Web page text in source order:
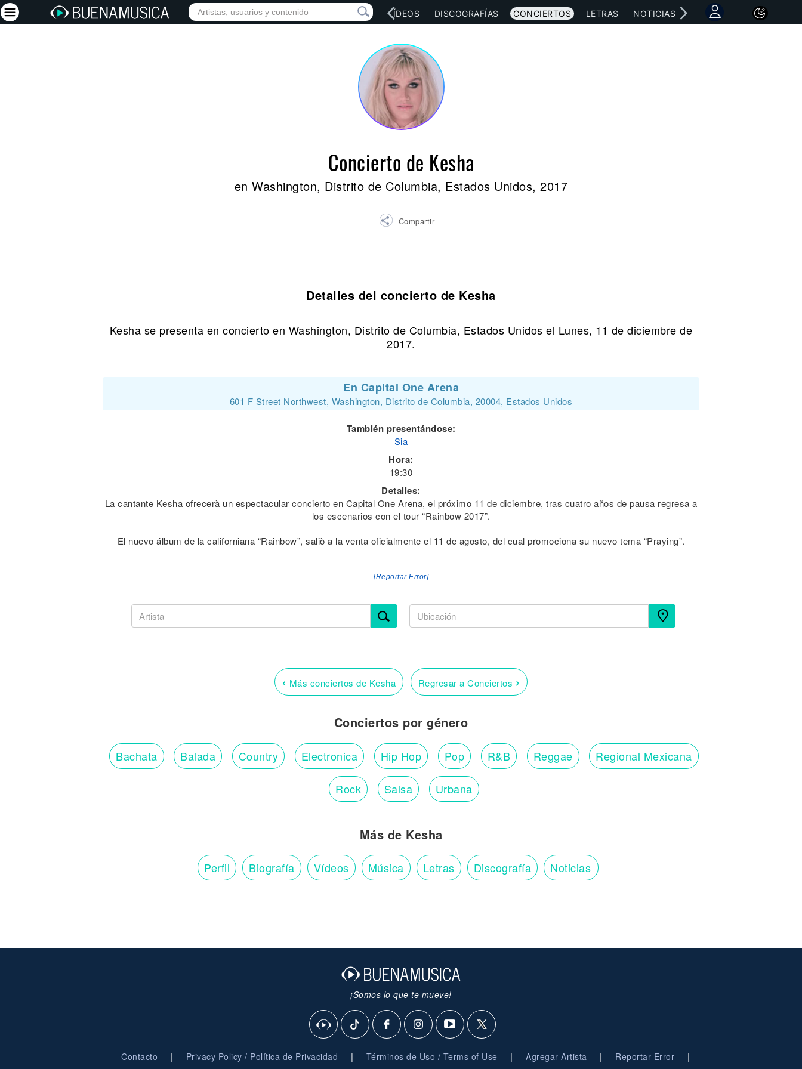
INICIO ARTISTAS RED SOCIAL MÚSICA VÍDEOS DISCOGRAFÍAS CONCIERTOS LETRAS NOTICIAS
Concierto de Kesha
en Washington, Distrito de Columbia, Estados Unidos, 2017
Compartir
Detalles del concierto de Kesha
Kesha se presenta en concierto en Washington, Distrito de Columbia, Estados Unidos el Lunes, 11 de diciembre de
2017.
En Capital One Arena
601 F Street Northwest, Washington, Distrito de Columbia, 20004, Estados Unidos
También presentándose:
Sia
Hora:
19:30
Detalles:
La cantante Kesha ofrecerà un espectacular concierto en Capital One Arena, el próximo 11 de diciembre, tras cuatro años de pausa regresa a
los escenarios con el tour “Rainbow 2017”.
El nuevo álbum de la californiana “Rainbow”, saliò a la venta oficialmente el 11 de agosto, del cual promociona su nuevo tema “Praying”.
[Reportar Error]
‹ Más conciertos de Kesha Regresar a Conciertos ›
Conciertos por género
Bachata Balada Country Electronica Hip Hop Pop R&B Reggae Regional Mexicana
Rock Salsa Urbana
Más de Kesha
Perfil Biografía Vídeos Música Letras Discografía Noticias
¡Somos lo que te mueve!
Contacto | Privacy Policy / Política de Privacidad | Términos de Uso / Terms of Use | Agregar Artista | Reportar Error |